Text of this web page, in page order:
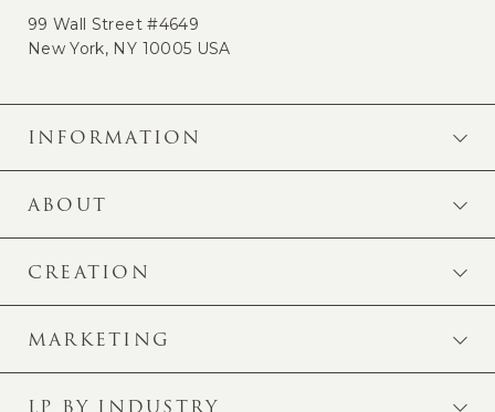
99 Wall Street #4649
New York, NY 10005 USA
INFORMATION
ABOUT
CREATION
MARKETING